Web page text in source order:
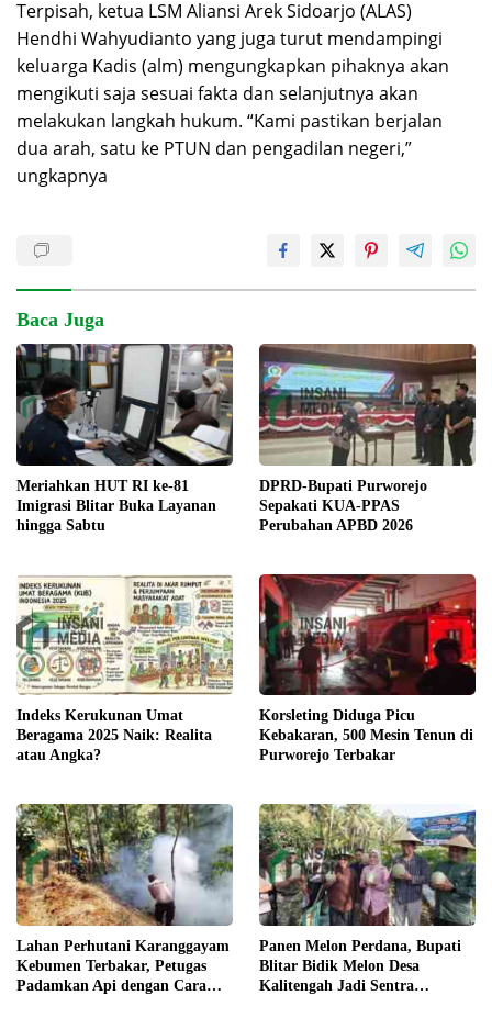
Terpisah, ketua LSM Aliansi Arek Sidoarjo (ALAS)
Hendhi Wahyudianto yang juga turut mendampingi
keluarga Kadis (alm) mengungkapkan pihaknya akan
mengikuti saja sesuai fakta dan selanjutnya akan
melakukan langkah hukum. “Kami pastikan berjalan
dua arah, satu ke PTUN dan pengadilan negeri,”
ungkapnya
Baca Juga
Meriahkan HUT RI ke-81
Imigrasi Blitar Buka Layanan
hingga Sabtu
DPRD-Bupati Purworejo
Sepakati KUA-PPAS
Perubahan APBD 2026
Indeks Kerukunan Umat
Beragama 2025 Naik: Realita
atau Angka?
Korsleting Diduga Picu
Kebakaran, 500 Mesin Tenun di
Purworejo Terbakar
Lahan Perhutani Karanggayam
Kebumen Terbakar, Petugas
Padamkan Api dengan Cara
Panen Melon Perdana, Bupati
Blitar Bidik Melon Desa
Kalitengah Jadi Sentra